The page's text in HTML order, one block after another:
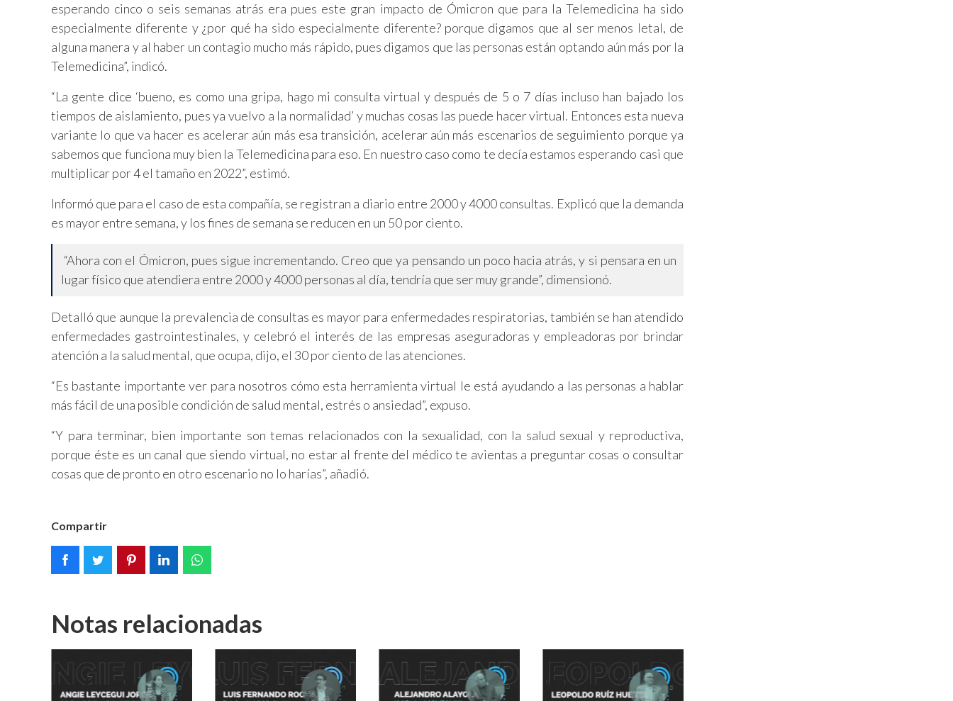
esperando cinco o seis semanas atrás era pues este gran impacto de Ómicron que para la Telemedicina ha sido
especialmente diferente y ¿por qué ha sido especialmente diferente? porque digamos que al ser menos letal, de
alguna manera y al haber un contagio mucho más rápido, pues digamos que las personas están optando aún más por la
Telemedicina”, indicó.
“La gente dice ‘bueno, es como una gripa, hago mi consulta virtual y después de 5 o 7 días incluso han bajado los
tiempos de aislamiento, pues ya vuelvo a la normalidad’ y muchas cosas las puede hacer virtual. Entonces esta nueva
variante lo que va hacer es acelerar aún más esa transición, acelerar aún más escenarios de seguimiento porque ya
sabemos que funciona muy bien la Telemedicina para eso. En nuestro caso como te decía estamos esperando casi que
multiplicar por 4 el tamaño en 2022”, estimó.
Informó que para el caso de esta compañía, se registran a diario entre 2000 y 4000 consultas. Explicó que la demanda
es mayor entre semana, y los fines de semana se reducen en un 50 por ciento.
“Ahora con el Ómicron, pues sigue incrementando. Creo que ya pensando un poco hacia atrás, y si pensara en un
lugar físico que atendiera entre 2000 y 4000 personas al día, tendría que ser muy grande”, dimensionó.
Detalló que aunque la prevalencia de consultas es mayor para enfermedades respiratorias, también se han atendido
enfermedades gastrointestinales, y celebró el interés de las empresas aseguradoras y empleadoras por brindar
atención a la salud mental, que ocupa, dijo, el 30 por ciento de las atenciones.
“Es bastante importante ver para nosotros cómo esta herramienta virtual le está ayudando a las personas a hablar
más fácil de una posible condición de salud mental, estrés o ansiedad”, expuso.
“Y para terminar, bien importante son temas relacionados con la sexualidad, con la salud sexual y reproductiva,
porque éste es un canal que siendo virtual, no estar al frente del médico te avientas a preguntar cosas o consultar
cosas que de pronto en otro escenario no lo harías”, añadió.
Compartir
Notas relacionadas